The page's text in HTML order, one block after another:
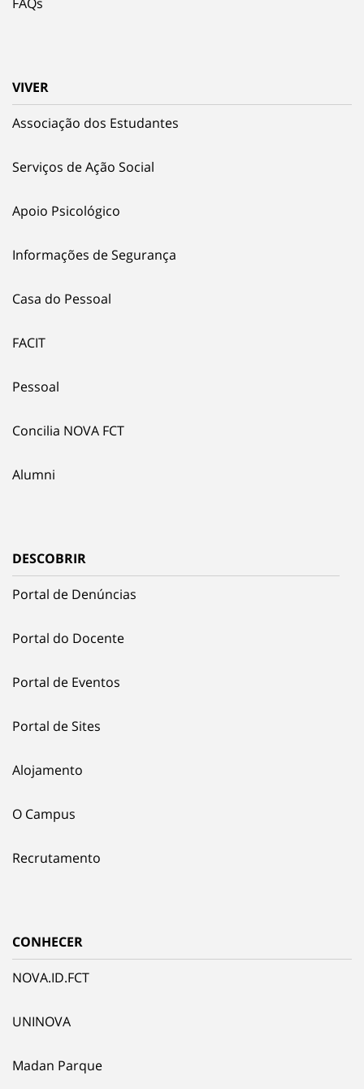
VIVER
Associação dos Estudantes
Serviços de Ação Social
Apoio Psicológico
Informações de Segurança
Casa do Pessoal
FACIT
Pessoal
Concilia NOVA FCT
Alumni
DESCOBRIR
Portal de Denúncias
Portal do Docente
Portal de Eventos
Portal de Sites
Alojamento
O Campus
Recrutamento
CONHECER
NOVA.ID.FCT
UNINOVA
Madan Parque